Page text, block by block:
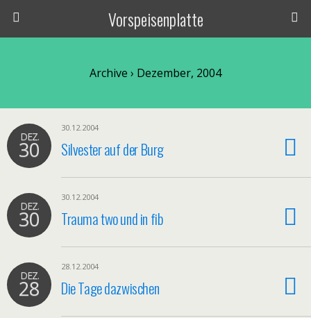
Vorspeisenplatte
Archive › Dezember, 2004
DEZ.
30
30.12.2004
Silvester auf der Burg
DEZ.
30
30.12.2004
Trauma two und in fib
DEZ.
28
28.12.2004
Die Tage dazwischen